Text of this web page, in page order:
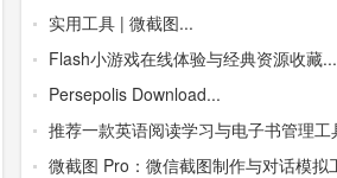
实用工具 | 微截图...
Flash小游戏在线体验与经典资源收藏...
Persepolis Download...
推荐一款英语阅读学习与电子书管理工
微截图 Pro：微信截图制作与对话模拟